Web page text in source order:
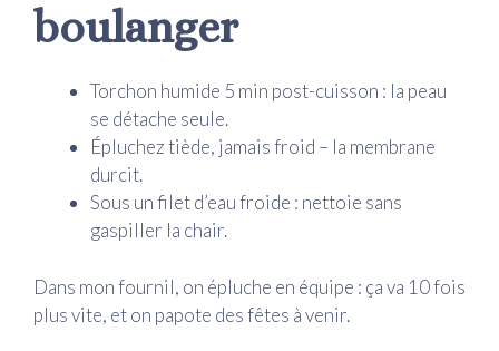
boulanger
Torchon humide 5 min post-cuisson : la peau
se détache seule.
Épluchez tiède, jamais froid – la membrane
durcit.
Sous un filet d’eau froide : nettoie sans
gaspiller la chair.
Dans mon fournil, on épluche en équipe : ça va 10 fois
plus vite, et on papote des fêtes à venir.